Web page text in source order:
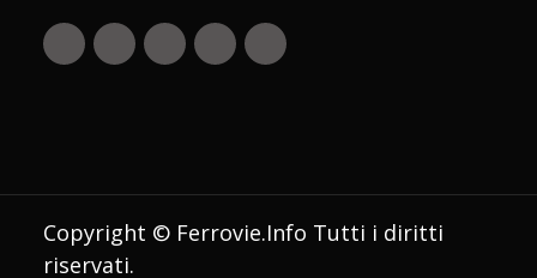
Copyright © Ferrovie.Info Tutti i diritti
riservati.